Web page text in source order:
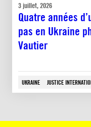
3 juillet, 2026
Quatre années
pas en Ukraine
Vautier
UKRAINE JUSTICE